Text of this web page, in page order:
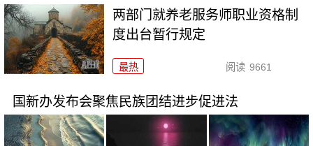
两部门就养老服务师职业资格制
度出台暂行规定
最热 阅读 9661
国新办发布会聚焦民族团结进步促进法